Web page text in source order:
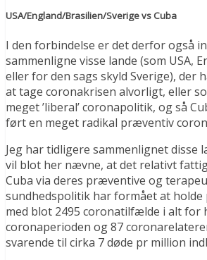
USA/England/Brasilien/Sverige vs Cuba
I den forbindelse er det derfor også
sammenligne visse lande (som USA,
eller for den sags skyld Sverige),
at tage coronakrisen alvorligt, eller
meget ’liberal’ coronapolitik, og så
ført en meget radikal præventiv
Jeg har tidligere sammenlignet disse
vil blot her nævne, at det relativt
Cuba via deres præventive og
sundhedspolitik har formået at holde
med blot 2495 coronatilfælde i alt for
coronaperioden og 87
svarende til cirka 7 døde pr million